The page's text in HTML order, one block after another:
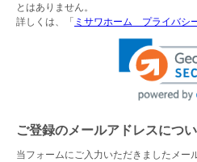
とはありません。
詳しくは、「 ミサワホーム プライバシ
ご登録のメールアドレスにつ
当フォームにご入力いただきましたメー